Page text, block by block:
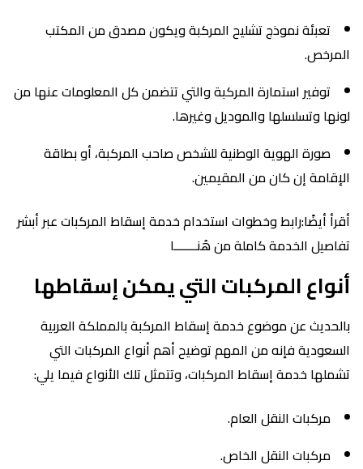
تعبئة نموذج تشليح المركبة ويكون مصدق من المكتب
المرخص.
توفير استمارة المركبة والتي تتضمن كل المعلومات عنها من
لونها وتسلسلها والموديل وغيرها.
صورة الهوية الوطنية للشخص صاحب المركبة، أو بطاقة
الإقامة إن كان من المقيمين.
أقرأ أيضًا:رابط وخطوات استخدام خدمة إسقاط المركبات عبر أبشر
تفاصيل الخدمة كاملة من هُنـــــــا
أنواع المركبات التي يمكن إسقاطها
بالحديث عن موضوع خدمة إسقاط المركبة بالمملكة العربية
السعودية فإنه من المهم توضيح أهم أنواع المركبات التي
تشملها خدمة إسقاط المركبات، وتتمثل تلك الأنواع فيما يلي:
مركبات النقل العام.
مركبات النقل الخاص.